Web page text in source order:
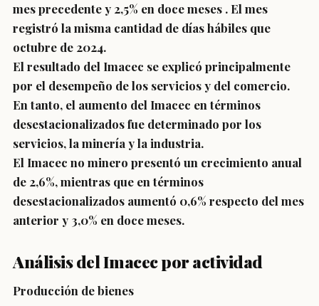
mes precedente y 2,5% en doce meses . El mes
registró la misma cantidad de días hábiles que
octubre de 2024.
El resultado del Imacec se explicó principalmente
por el desempeño de los servicios y del comercio.
En tanto, el aumento del Imacec en términos
desestacionalizados fue determinado por los
servicios, la minería y la industria.
El Imacec no minero presentó un crecimiento anual
de 2,6%, mientras que en términos
desestacionalizados aumentó 0,6% respecto del mes
anterior y 3,0% en doce meses.
Análisis del Imacec por actividad
Producción de bienes